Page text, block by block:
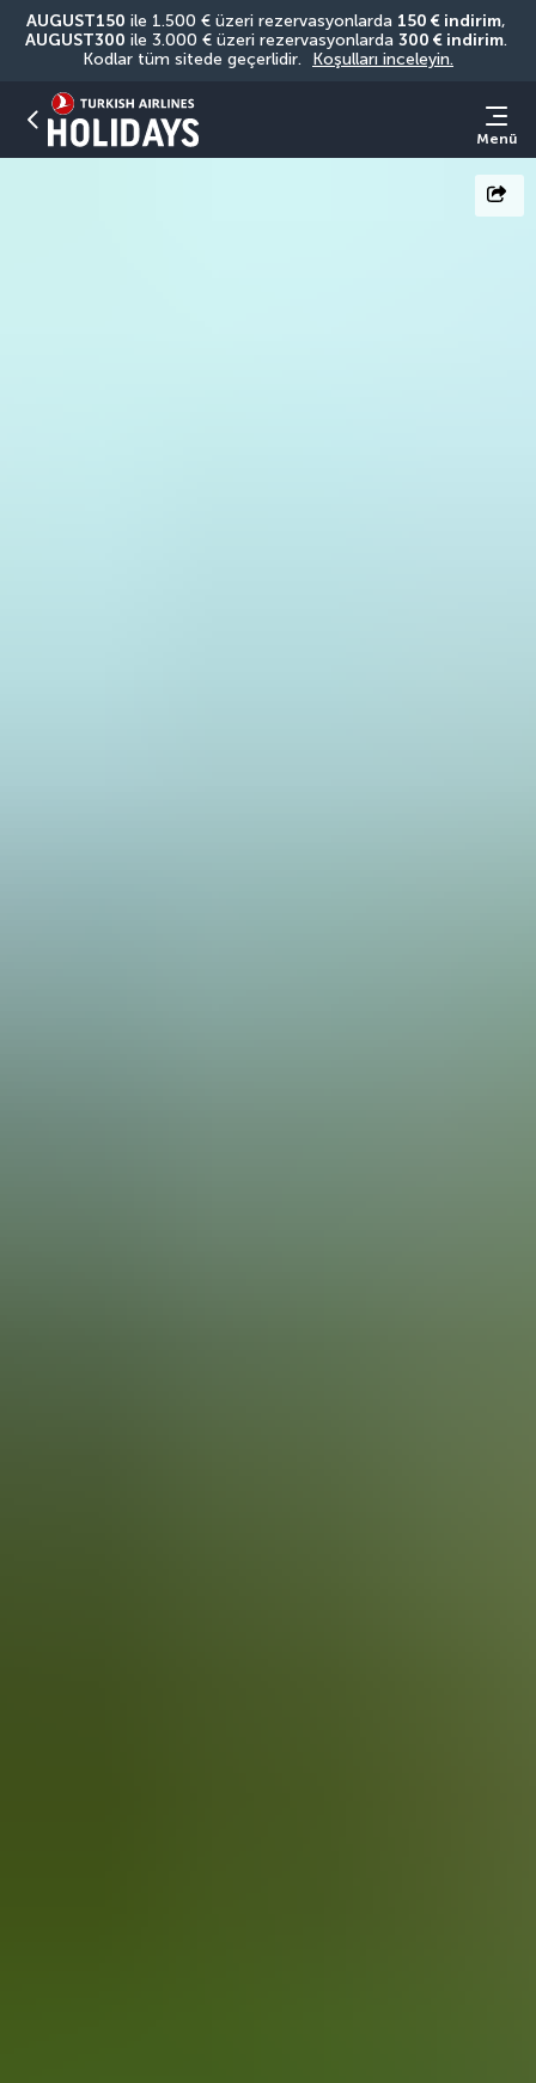
AUGUST150 ile 1.500 € üzeri rezervasyonlarda 150 € indirim
AUGUST300 ile 3.000 € üzeri rezervasyonlarda 300 € indirim.
Kodlar tüm sitede geçerlidir.
Koşulları inceleyin.
Menü